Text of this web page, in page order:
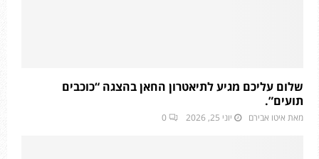
שלום עליכם מגיע לתיאטרון החאן בהצגה “כוכבים
תועים”.
מאת איטו אבירם יוני 25, 2026 0